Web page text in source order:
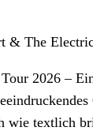
& The
2026 –
wie textlich